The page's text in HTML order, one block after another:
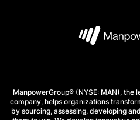
ManpowerGroup® (NYSE: MAN), the
company, helps organizations
by sourcing, assessing, developing